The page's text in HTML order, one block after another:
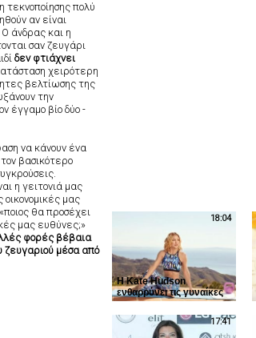
πολύ
αν είναι
άνδρας και η
σαν ζευγάρι
δεν φτιάχνει
χειρότερη
βελτίωσης της
την
έγγαμο βίο δύο -
να κάνουν ένα
βασικότερο
η γειτονιά μας
μας
θα προσέχει
μας ευθύνες;»
φορές βέβαια
ζευγαριού μέσα από
18:04
Η Kate Hudson
ενθαρρύνει τις γυναίκες
να γυμνάζονται
17:41